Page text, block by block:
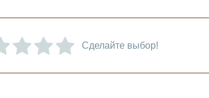
Сделайте выбор!